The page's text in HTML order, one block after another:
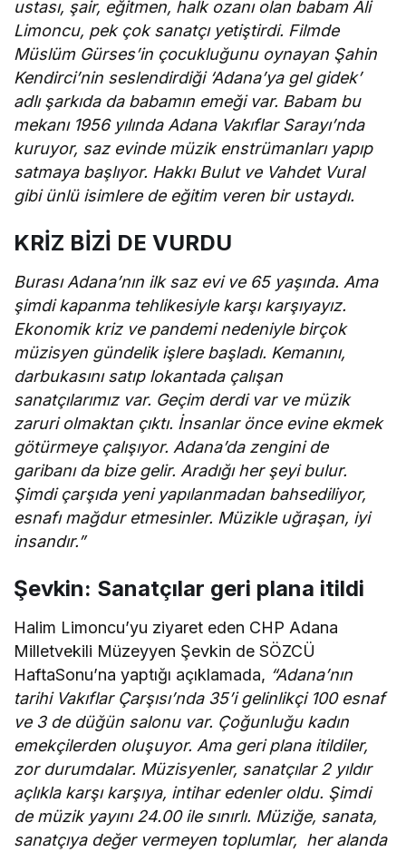
ustası, şair, eğitmen, halk ozanı olan babam Ali
Limoncu, pek çok sanatçı yetiştirdi. Filmde
Müslüm Gürses’in çocukluğunu oynayan Şahin
Kendirci’nin seslendirdiği ‘Adana’ya gel gidek’
adlı şarkıda da babamın emeği var. Babam bu
mekanı 1956 yılında Adana Vakıflar Sarayı’nda
kuruyor, saz evinde müzik enstrümanları yapıp
satmaya başlıyor. Hakkı Bulut ve Vahdet Vural
gibi ünlü isimlere de eğitim veren bir ustaydı.
KRİZ BİZİ DE VURDU
Burası Adana’nın ilk saz evi ve 65 yaşında. Ama
şimdi kapanma tehlikesiyle karşı karşıyayız.
Ekonomik kriz ve pandemi nedeniyle birçok
müzisyen gündelik işlere başladı. Kemanını,
darbukasını satıp lokantada çalışan
sanatçılarımız var. Geçim derdi var ve müzik
zaruri olmaktan çıktı. İnsanlar önce evine ekmek
götürmeye çalışıyor. Adana’da zengini de
garibanı da bize gelir. Aradığı her şeyi bulur.
Şimdi çarşıda yeni yapılanmadan bahsediliyor,
esnafı mağdur etmesinler. Müzikle uğraşan, iyi
insandır.”
Şevkin: Sanatçılar geri plana itildi
Halim Limoncu’yu ziyaret eden CHP Adana
Milletvekili Müzeyyen Şevkin de SÖZCÜ
HaftaSonu’na yaptığı açıklamada, “Adana’nın
tarihi Vakıflar Çarşısı’nda 35’i gelinlikçi 100 esnaf
ve 3 de düğün salonu var. Çoğunluğu kadın
emekçilerden oluşuyor. Ama geri plana itildiler,
zor durumdalar. Müzisyenler, sanatçılar 2 yıldır
açlıkla karşı karşıya, intihar edenler oldu. Şimdi
de müzik yayını 24.00 ile sınırlı. Müziğe, sanata,
sanatçıya değer vermeyen toplumlar, her alanda